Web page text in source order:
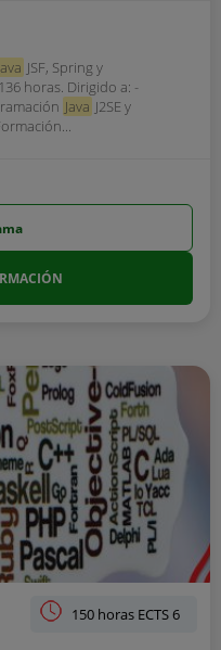
JSF, Spring y
horas. Dirigido a: -
Java J2SE y
150 horas ECTS 6